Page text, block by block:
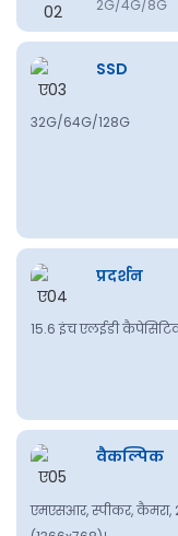
2G/4G/8G
SSD
32G/64G/128G
प्रदर्शन
15.6 इंच एलईडी
वैकल्पिक
एमएसआर, स्पीकर, कैमरा,